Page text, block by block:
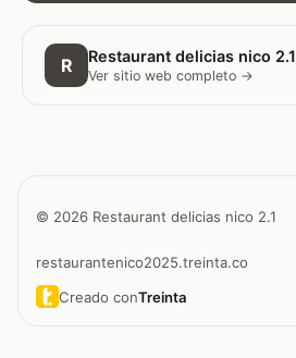
R Restaurant delicias nico 2.1
Ver sitio web completo →
© 2026 Restaurant delicias nico 2.1
restaurantenico2025.treinta.co
Creado conTreinta